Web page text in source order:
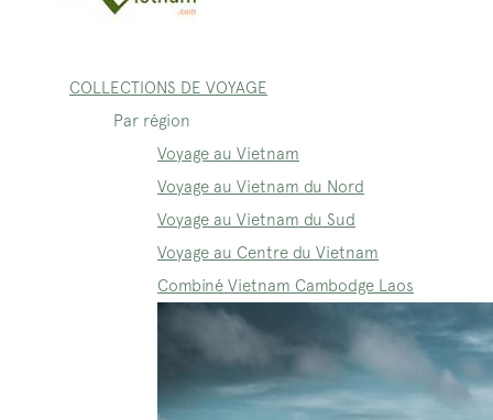
COLLECTIONS DE VOYAGE
Par région
Voyage au Vietnam
Voyage au Vietnam du Nord
Voyage au Vietnam du Sud
Voyage au Centre du Vietnam
Combiné Vietnam Cambodge Laos